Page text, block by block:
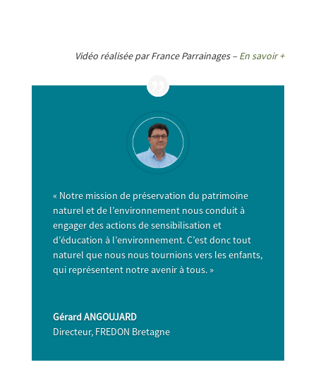
Vidéo réalisée par France Parrainages – En savoir +
« Notre mission de préservation du patrimoine
naturel et de l’environnement nous conduit à
engager des actions de sensibilisation et
d’éducation à l’environnement. C’est donc tout
naturel que nous nous tournions vers les enfants,
qui représentent notre avenir à tous. »
Gérard ANGOUJARD
Directeur, FREDON Bretagne